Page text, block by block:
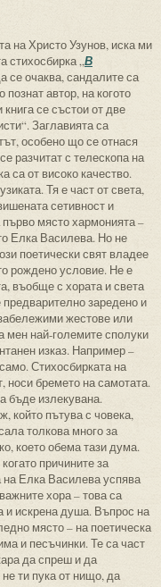
на Христо Узунов, иска ми
стихосбирка „В
се очаква, сандалите са
автор, на когото
се състои от две
Заглавията са
особено що се отнася
разчитат с телескопа на
са от високо качество.
Тя е част от света,
сетивност и
място хармонията –
Елка Василева. Но не
поетически свят владее
рождено условие. Не е
въобще с хората и света
предварително заредено и
жестове или
мен най-големите сполуки
изказ. Например –
Стихосбирката на
носи бремето на самотата.
бъде излекувана.
който пътува с човека,
толкова много за
което обема тази дума.
причините за
на Елка Василева успява
хора – това са
и искрена душа. Въпрос на
място – на поетическа
и песъчинки. Те са част
да спреш и да
ти пука от нищо, да